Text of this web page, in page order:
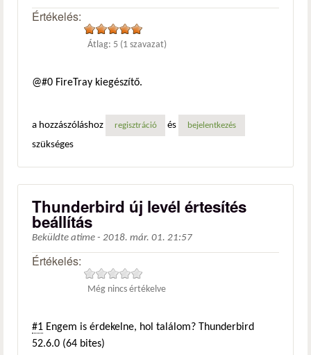
Értékelés:
Átlag: 5 (1 szavazat)
@#0 FireTray kiegészítő.
a hozzászóláshoz regisztráció és bejelentkezés
szükséges
Thunderbird új levél értesítés
beállítás
Beküldte atime - 2018. már. 01. 21:57
Értékelés:
Még nincs értékelve
#1 Engem is érdekelne, hol találom? Thunderbird
52.6.0 (64 bites)